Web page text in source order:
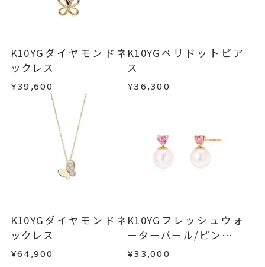
刻印
刻印文字数
-
ご注文いただいてから在庫状況を確認いたしま
・在庫のご用意ができる場合： 約1週間～1ヶ月以
内を目安に発送いたします。
・受注生産となる場合： 商品ページに記載のある
目安日数を頂戴し、一から製作いたします。
※お急ぎの方はご注文前にお問い合わせくださ
い。事前に現在の納期状況を確認いたします。
お届け予定日はご注文から2営業日以内にメールに
詳しくはこちら
返品・交換以下の場合、商品の返品・交換・返金
・受注生産の商品
・お客さまのお手元で傷や汚れが発生した商品
・到着後ご連絡無く7日以上経過した商品
・刻印をお入れした商品
・販売期間が限定されている商品
・過度な交換・返品を繰り返している場合
商品の品質には万全を期しておりますが、万が一
不良品の場合、またはご注文のお品と異なる場合
はお問い合わせフォームよりご連絡ください。
この場合の返送料は弊社にて負担いたしますの
で、着払いにてご返送ください。
詳細はこちら
K10YGダイヤモンドネ
ックレス
¥39,600
K10YGペリドットピア
ス
¥36,300
K10YGダイヤモンドネ
ックレス
¥64,900
K10YGフレッシュウォ
ーターパール/ピンクト
ルマリンピアス
¥33,000